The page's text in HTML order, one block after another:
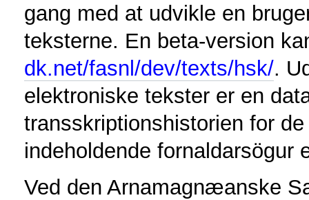
gang med at udvikle en
teksterne. En beta-version
dk.net/fasnl/dev/texts/hsk/.
elektroniske tekster er en
transskriptionshistorien for
indeholdende fornaldarsögur
Ved den Arnamagnæanske